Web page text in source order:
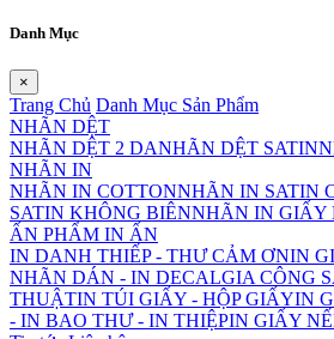
Danh Mục
×
Trang Chủ Danh Mục Sản Phẩm
NHÃN DỆT
NHÃN DỆT 2 DANHÃN DỆT SATIN
NHÃN IN
NHÃN IN COTTONNHÃN IN SATIN
SATIN KHÔNG BIÊNNHÃN IN GIẤY
ẤN PHẨM IN ẤN
IN DANH THIẾP - THƯ CẢM ƠNIN
NHÃN DÁN - IN DECALGIA CÔNG
THUẬTIN TÚI GIẤY - HỘP GIẤYIN
- IN BAO THƯ - IN THIỆPIN GIẤY